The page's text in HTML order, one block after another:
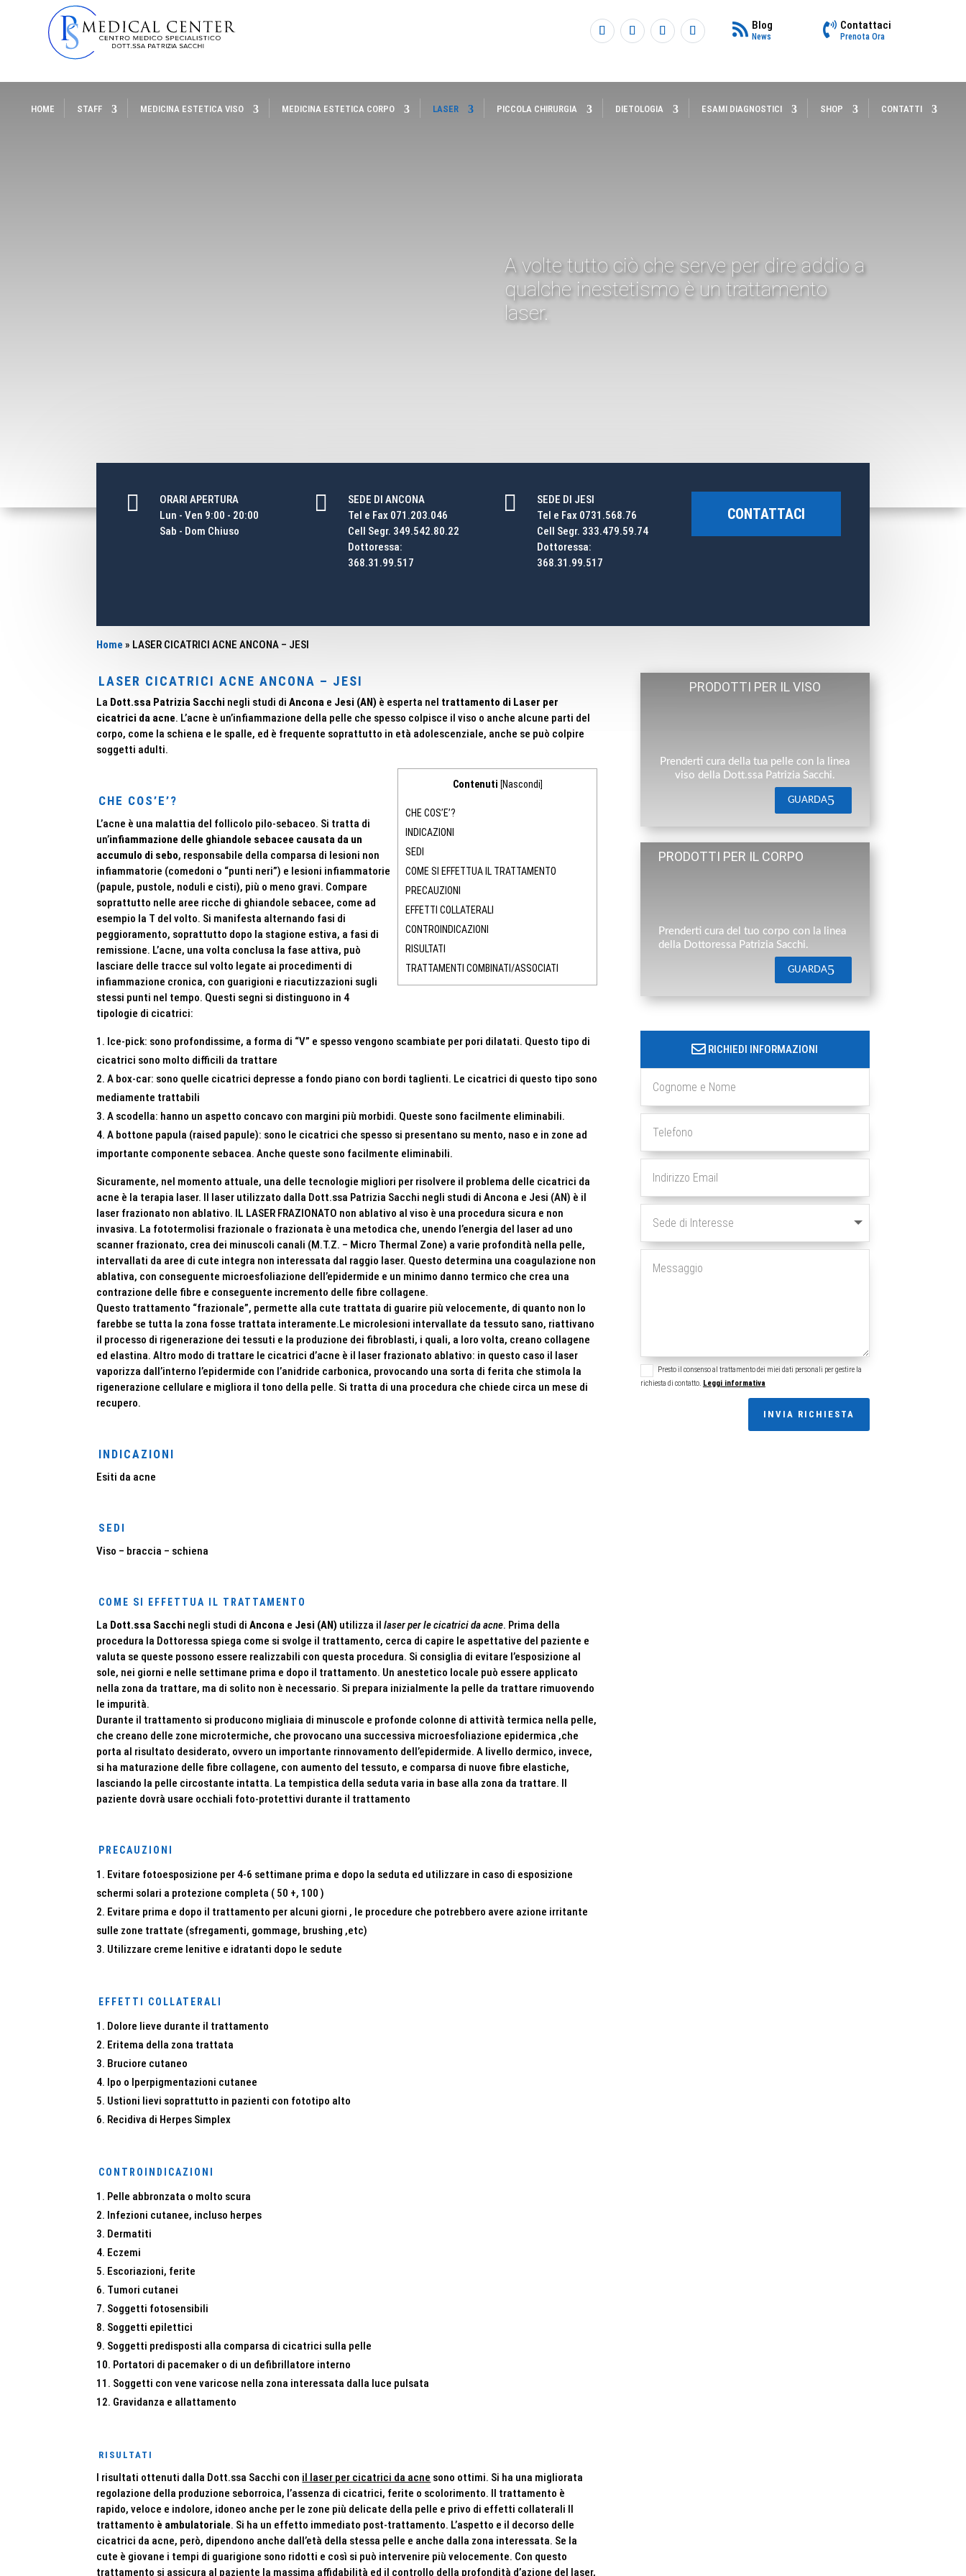
Blog
News
Contattaci
Prenota Ora
HOME STAFF MEDICINA ESTETICA VISO MEDICINA ESTETICA CORPO LASER PICCOLA CHIRURGIA DIETOLOGIA ESAMI DIAGNOSTICI SHOP CONTATTI
A volte tutto ciò che serve per dire addio a
qualche inestetismo è un trattamento
laser.

ORARI APERTURA
Lun - Ven 9:00 - 20:00
Sab - Dom Chiuso

SEDE DI ANCONA
Tel e Fax 071.203.046
Cell Segr. 349.542.80.22
Dottoressa:
368.31.99.517

SEDE DI JESI
Tel e Fax 0731.568.76
Cell Segr. 333.479.59.74
Dottoressa:
368.31.99.517
CONTATTACI
Home » LASER CICATRICI ACNE ANCONA – JESI
LASER CICATRICI ACNE ANCONA – JESI
La Dott.ssa Patrizia Sacchi negli studi diAncona e Jesi (AN) è esperta nel trattamento di Laser per
cicatrici da acne. L’acne è un’infiammazione della pelle che spesso colpisce il viso o anche alcune parti del
corpo, come la schiena e le spalle, ed è frequente soprattutto in età adolescenziale, anche se può colpire
soggetti adulti.
Contenuti Nascondi
CHE COS’E’?
INDICAZIONI
SEDI
COME SI EFFETTUA IL TRATTAMENTO
PRECAUZIONI
EFFETTI COLLATERALI
CONTROINDICAZIONI
RISULTATI
TRATTAMENTI COMBINATI/ASSOCIATI
CHE COS’E’?
L’acne è una malattia del follicolo pilo-sebaceo. Si tratta di
un’infiammazione delle ghiandole sebacee causata da un
accumulo di sebo, responsabile della comparsa di lesioni non
infiammatorie (comedoni o “punti neri”) e lesioni infiammatorie
(papule, pustole, noduli e cisti), più o meno gravi. Compare
soprattutto nelle aree ricche di ghiandole sebacee, come ad
esempio la T del volto. Si manifesta alternando fasi di
peggioramento, soprattutto dopo la stagione estiva, a fasi di
remissione. L’acne, una volta conclusa la fase attiva, può
lasciare delle tracce sul volto legate ai procedimenti di
infiammazione cronica, con guarigioni e riacutizzazioni sugli
stessi punti nel tempo. Questi segni si distinguono in 4
tipologie di cicatrici:
Ice-pick: sono profondissime, a forma di “V” e spesso vengono scambiate per pori dilatati. Questo tipo di
cicatrici sono molto difficili da trattare
A box-car: sono quelle cicatrici depresse a fondo piano con bordi taglienti. Le cicatrici di questo tipo sono
mediamente trattabili
A scodella: hanno un aspetto concavo con margini più morbidi. Queste sono facilmente eliminabili.
A bottone papula (raised papule): sono le cicatrici che spesso si presentano su mento, naso e in zone ad
importante componente sebacea. Anche queste sono facilmente eliminabili.
Sicuramente, nel momento attuale, una delle tecnologie migliori per risolvere il problema delle cicatrici da
acne è la terapia laser. Il laser utilizzato dalla Dott.ssa Patrizia Sacchi negli studi di Ancona e Jesi (AN) è il
laser frazionato non ablativo. IL LASER FRAZIONATO non ablativo al viso è una procedura sicura e non
invasiva. La fototermolisi frazionale o frazionata è una metodica che, unendo l’energia del laser ad uno
scanner frazionato, crea dei minuscoli canali (M.T.Z. – Micro Thermal Zone) a varie profondità nella pelle,
intervallati da aree di cute integra non interessata dal raggio laser. Questo determina una coagulazione non
ablativa, con conseguente microesfoliazione dell’epidermide e un minimo danno termico che crea una
contrazione delle fibre e conseguente incremento delle fibre collagene.
Questo trattamento “frazionale”, permette alla cute trattata di guarire più velocemente, di quanto non lo
farebbe se tutta la zona fosse trattata interamente.Le microlesioni intervallate da tessuto sano, riattivano
il processo di rigenerazione dei tessuti e la produzione dei fibroblasti, i quali, a loro volta, creano collagene
ed elastina. Altro modo di trattare le cicatrici d’acne è il laser frazionato ablativo: in questo caso il laser
vaporizza dall’interno l’epidermide con l’anidride carbonica, provocando una sorta di ferita che stimola la
rigenerazione cellulare e migliora il tono della pelle. Si tratta di una procedura che chiede circa un mese di
recupero.
INDICAZIONI
Esiti da acne
SEDI
Viso – braccia – schiena
COME SI EFFETTUA IL TRATTAMENTO
La Dott.ssa Sacchi negli studi diAncona e Jesi (AN) utilizza illaser per le cicatrici da acne. Prima della
procedura la Dottoressa spiega come si svolge il trattamento, cerca di capire le aspettative del paziente e
valuta se queste possono essere realizzabili con questa procedura. Si consiglia di evitare l’esposizione al
sole, nei giorni e nelle settimane prima e dopo il trattamento. Un anestetico locale può essere applicato
nella zona da trattare, ma di solito non è necessario. Si prepara inizialmente la pelle da trattare rimuovendo
le impurità.
Durante il trattamento si producono migliaia di minuscole e profonde colonne di attività termica nella pelle,
che creano delle zone microtermiche, che provocano una successiva microesfoliazione epidermica ,che
porta al risultato desiderato, ovvero un importante rinnovamento dell’epidermide. A livello dermico, invece,
si ha maturazione delle fibre collagene, con aumento del tessuto, e comparsa di nuove fibre elastiche,
lasciando la pelle circostante intatta. La tempistica della seduta varia in base alla zona da trattare. Il
paziente dovrà usare occhiali foto-protettivi durante il trattamento
PRECAUZIONI
Evitare fotoesposizione per 4-6 settimane prima e dopo la seduta ed utilizzare in caso di esposizione
schermi solari a protezione completa ( 50 +, 100 )
Evitare prima e dopo il trattamento per alcuni giorni , le procedure che potrebbero avere azione irritante
sulle zone trattate (sfregamenti, gommage, brushing ,etc)
Utilizzare creme lenitive e idratanti dopo le sedute
EFFETTI COLLATERALI
Dolore lieve durante il trattamento
Eritema della zona trattata
Bruciore cutaneo
Ipo o Iperpigmentazioni cutanee
Ustioni lievi soprattutto in pazienti con fototipo alto
Recidiva di Herpes Simplex
CONTROINDICAZIONI
Pelle abbronzata o molto scura
Infezioni cutanee, incluso herpes
Dermatiti
Eczemi
Escoriazioni, ferite
Tumori cutanei
Soggetti fotosensibili
Soggetti epilettici
Soggetti predisposti alla comparsa di cicatrici sulla pelle
Portatori di pacemaker o di un defibrillatore interno
Soggetti con vene varicose nella zona interessata dalla luce pulsata
Gravidanza e allattamento
RISULTATI
I risultati ottenuti dalla Dott.ssa Sacchi con il laser per cicatrici da acne sono ottimi. Si ha una migliorata
regolazione della produzione seborroica, l’assenza di cicatrici, ferite o scolorimento. Il trattamento è
rapido, veloce e indolore, idoneo anche per le zone più delicate della pelle e privo di effetti collaterali Il
trattamento è ambulatoriale. Si ha un effetto immediato post-trattamento. L’aspetto e il decorso delle
cicatrici da acne, però, dipendono anche dall’età della stessa pelle e anche dalla zona interessata. Se la
cute è giovane i tempi di guarigione sono ridotti e così si può intervenire più velocemente. Con questo
trattamento si assicura al paziente la massima affidabilità ed il controllo della profondità d’azione del laser,
PRODOTTI PER IL VISO
Prenderti cura della tua pelle con la linea
viso della Dott.ssa Patrizia Sacchi.
GUARDA
PRODOTTI PER IL CORPO
Prenderti cura del tuo corpo con la linea
della Dottoressa Patrizia Sacchi.
GUARDA
RICHIEDI INFORMAZIONI
Presto il consenso al trattamento dei miei dati personali per gestire la
richiesta di contatto. Leggi informativa
INVIA RICHIESTA